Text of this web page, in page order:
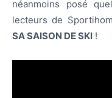
néanmoins posé
lecteurs de
SA SAISON DE SKI !